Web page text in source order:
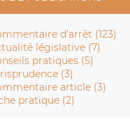
d'arrêt (123)
législative (7)
pratiques (5)
(3)
article (3)
pratique (2)